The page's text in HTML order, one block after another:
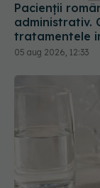
Pacienții
administrativ.
tratamentele
Europa
05 aug 2026, 12:33